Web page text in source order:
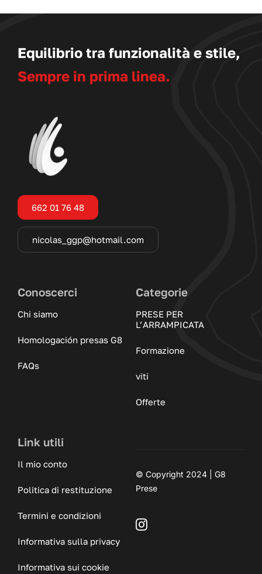
Equilibrio tra funzionalità e stile,
Sempre in prima linea.
662 01 76 48
nicolas_ggp@hotmail.com
Conoscerci
Chi siamo
Homologación presas G8
FAQs
Categorie
PRESE PER
L’ARRAMPICATA
Formazione
viti
Offerte
Link utili
Il mio conto
Politica di restituzione
Termini e condizioni
Informativa sulla privacy
Informativa sui cookie
© Copyright 2024 | G8
Prese